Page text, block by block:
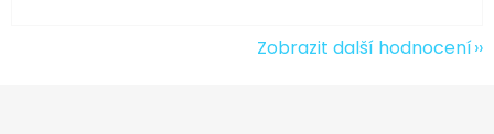
Zobrazit další hodnocení